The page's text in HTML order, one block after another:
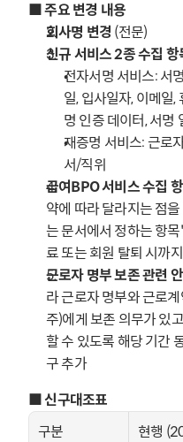
■ 주요 변경 내용
회사명 변경 (전문)
신규 서비스 2종 수집 항
전자서명 서비스: 서
일, 입사일자, 이메일,
명 인증 데이터, 서명
재증명 서비스: 근로
서/직위
급여BPO 서비스 수집 항
약에 따라 달라지는 점
는 문서에서 정하는 항
료 또는 회원 탈퇴 시까
근로자 명부 보존 관련
라 근로자 명부와 근로
주)에게 보존 의무가 있
할 수 있도록 해당 기간
구 추가
■ 신구대조표
구분
현행